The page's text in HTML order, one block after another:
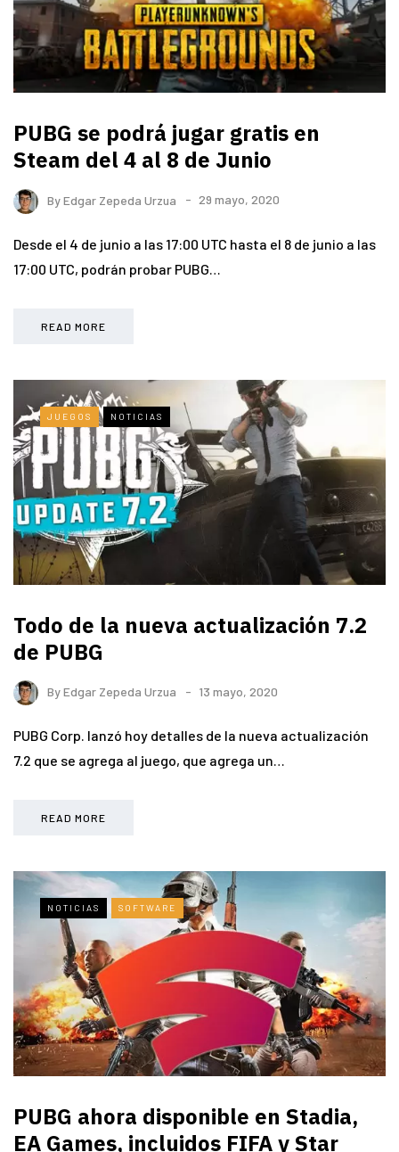
PUBG se podrá jugar gratis en
Steam del 4 al 8 de Junio
ByEdgar Zepeda Urzua 29 mayo, 2020
Desde el 4 de junio a las 17:00 UTC hasta el 8 de junio a las
17:00 UTC, podrán probar PUBG…
READ MORE
JUEGOS NOTICIAS
Todo de la nueva actualización 7.2
de PUBG
ByEdgar Zepeda Urzua 13 mayo, 2020
PUBG Corp. lanzó hoy detalles de la nueva actualización
7.2 que se agrega al juego, que agrega un…
READ MORE
NOTICIAS SOFTWARE
PUBG ahora disponible en Stadia,
EA Games, incluidos FIFA y Star